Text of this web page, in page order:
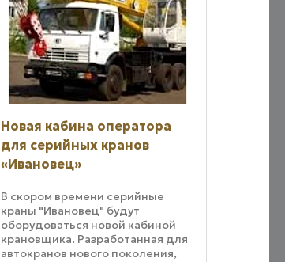
Новая кабина оператора
для серийных кранов
«Ивановец»
В скором времени серийные
краны "Ивановец" будут
оборудоваться новой кабиной
крановщика. Разработанная для
автокранов нового поколения,